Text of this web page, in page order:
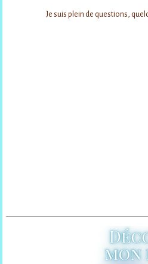
Je suis plein de questions,